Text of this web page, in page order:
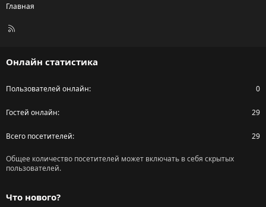
Главная
R
Онлайн статистика
Пользователей онлайн 0
Гостей онлайн 29
Всего посетителей 29
Общее количество посетителей может включать в себя скрытых
пользователей.
Что нового?